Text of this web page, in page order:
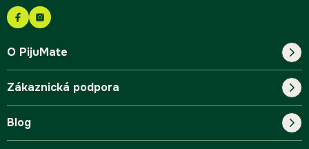
O PijuMate
Náš příběh
Zákaznická podpora
Kontakt
Blog